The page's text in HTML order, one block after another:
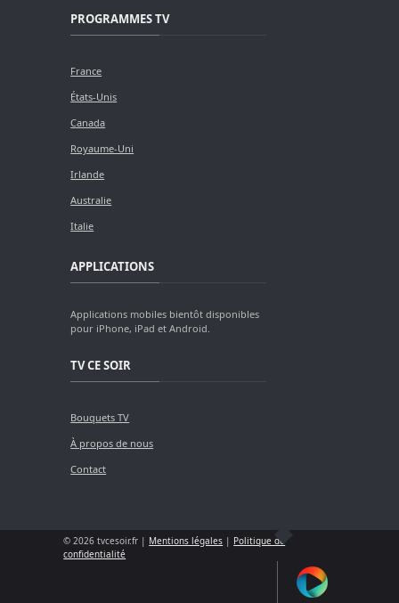
PROGRAMMES TV
France
États-Unis
Canada
Royaume-Uni
Irlande
Australie
Italie
APPLICATIONS
Applications mobiles bientôt disponibles
pour iPhone, iPad et Android.
TV CE SOIR
Bouquets TV
À propos de nous
Contact
© 2026 tvcesoir.fr | Mentions légales | Politique de
confidentialité